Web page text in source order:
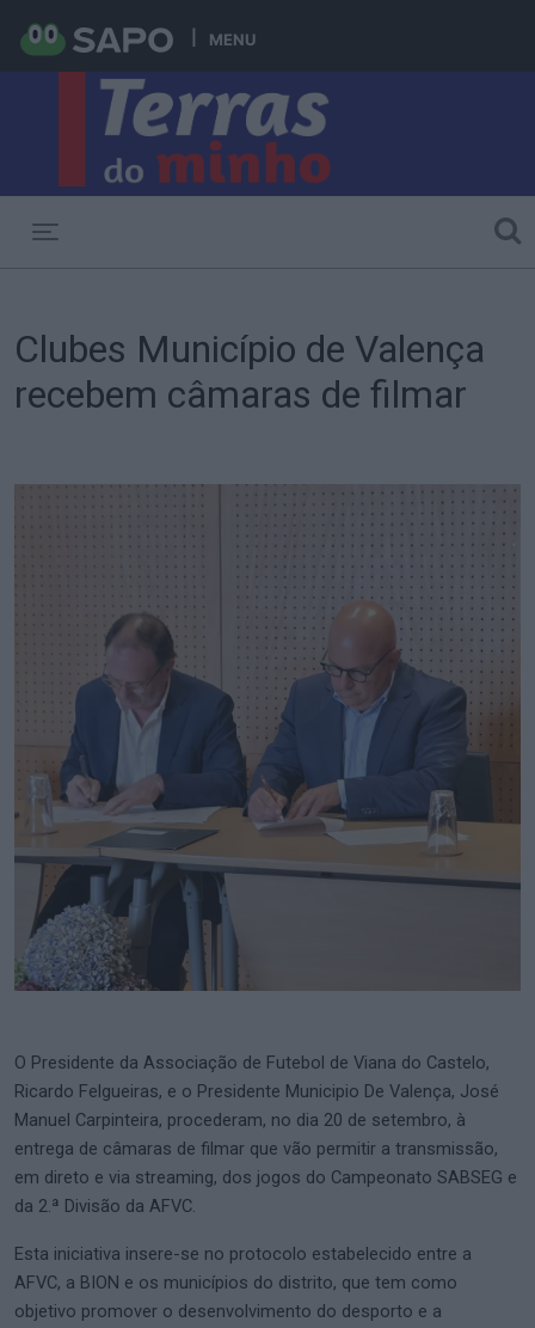
MENU
Clubes Município de Valença
recebem câmaras de filmar
O Presidente da Associação de Futebol de Viana do Castelo,
Ricardo Felgueiras, e o Presidente Municipio De Valença, José
Manuel Carpinteira, procederam, no dia 20 de setembro, à
entrega de câmaras de filmar que vão permitir a transmissão,
em direto e via streaming, dos jogos do Campeonato SABSEG e
da 2.ª Divisão da AFVC.
Esta iniciativa insere-se no protocolo estabelecido entre a
AFVC, a BION e os municípios do distrito, que tem como
objetivo promover o desenvolvimento do desporto e a